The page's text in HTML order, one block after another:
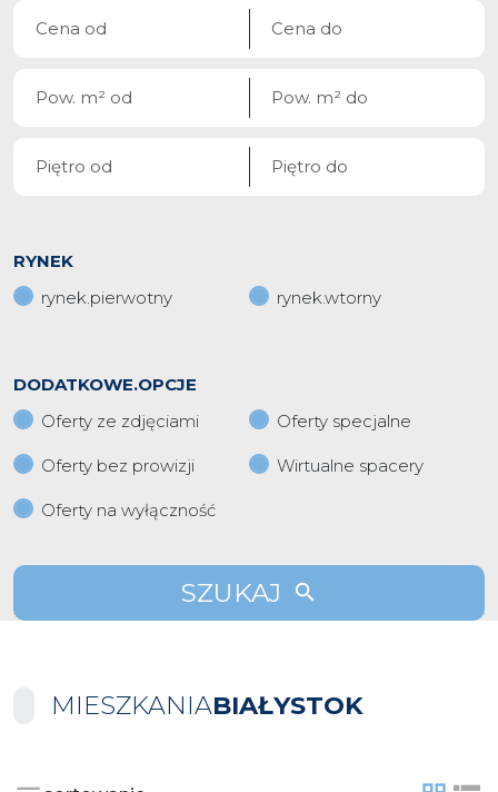
RYNEK
rynek.pierwotny
rynek.wtorny
DODATKOWE.OPCJE
Oferty ze zdjęciami
Oferty specjalne
Oferty bez prowizji Wirtualne spacery
Oferty na wyłączność
SZUKAJ
MIESZKANIABIAŁYSTOK